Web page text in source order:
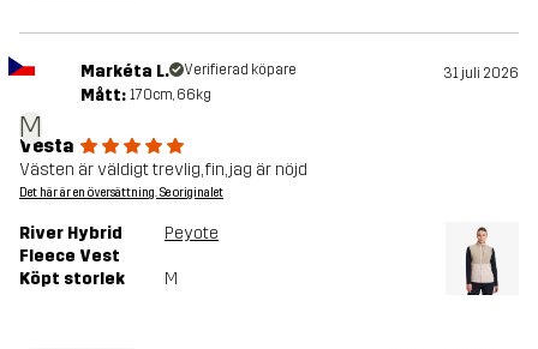
M
Markéta L. Verifierad köpare 31 juli 2026
Mått: 170cm, 66kg
Vesta
Västen är väldigt trevlig, fin, jag är nöjd
Det här är en översättning. Se originalet
River Hybrid
Fleece Vest
Peyote
Köpt storlek M